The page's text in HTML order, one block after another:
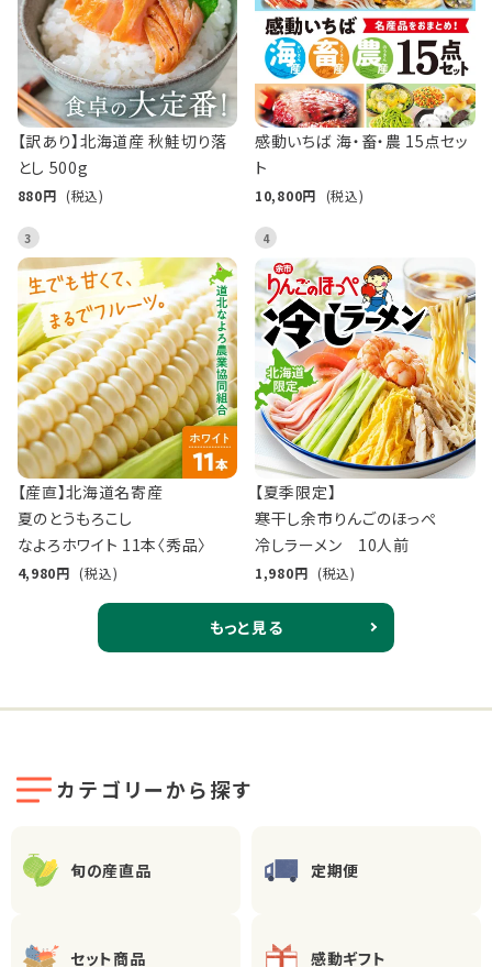
【訳あり】北海道産 秋鮭切り落
とし 500g
880 (税込)
感動いちば 海・畜・農 15点セッ
ト
10,800 (税込)
3
【産直】北海道名寄産
夏のとうもろこし
なよろホワイト 11本〈秀品〉
4,980 (税込)
4
【夏季限定】
寒干し余市りんごのほっぺ
冷しラーメン 10人前
1,980 (税込)
もっと見る
カテゴリーから探す
旬の産直品 定期便
セット商品 感動ギフト